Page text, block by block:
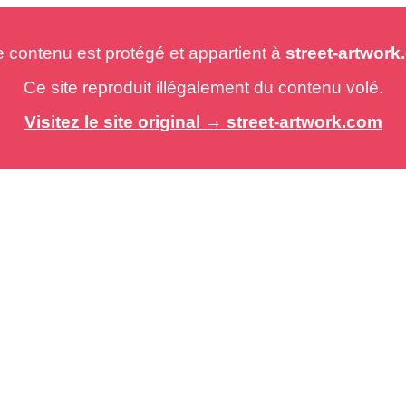
est protégé et appartient à street-
Ce site reproduit illégalement du contenu volé.
Visitez le site original → street-artwork.com